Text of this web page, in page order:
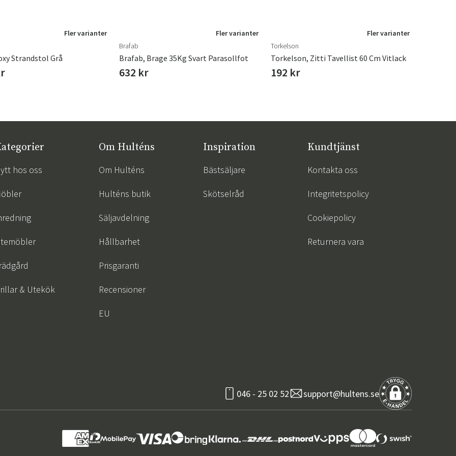
Fler varianter
Strandstol Grå
Fler varianter
Brafab
Brafab, Brage 35Kg Svart Parasollfot
632 kr
Fler varianter
Torkelson
Torkelson, Zitti Tavellist 60 Cm Vitlack
192 kr
hos oss
& Utekök
Om Hulténs
Om Hulténs
Hulténs butik
Säljavdelning
Hållbarhet
Prisgaranti
Recensioner
EU
Inspiration
Bästsäljare
Skötselråd
Kundtjänst
Kontakta oss
Integritetspolicy
Cookiepolicy
Returnera vara
046 - 25 02 52 support@hultens.se